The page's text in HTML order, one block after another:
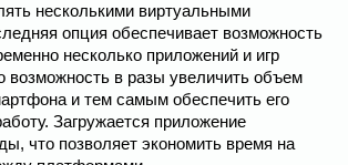
несколькими виртуальными
опция обеспечивает возможность
несколько приложений и игр
возможность в разы увеличить объем
и тем самым обеспечить его
Загружается приложение
что позволяет экономить время на